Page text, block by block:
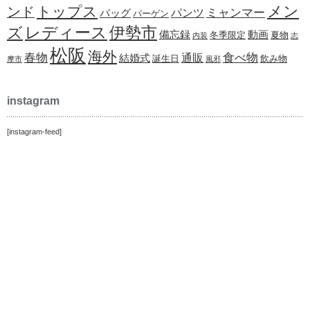
ンド トップス バッグ バーゲン パンツ ミャンマー メン
ズ レディース 伊勢市 備忘録 内装 冬季限定 動画 夏物 志
摩市 春物 松阪 海外結婚式 誕生日 通販 風邪 食べ物 飲み物
instagram
[instagram-feed]